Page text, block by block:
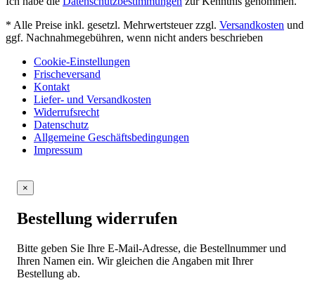
* Alle Preise inkl. gesetzl. Mehrwertsteuer zzgl. Versandkosten und
ggf. Nachnahmegebühren, wenn nicht anders beschrieben
Cookie-Einstellungen
Frischeversand
Kontakt
Liefer- und Versandkosten
Widerrufsrecht
Datenschutz
Allgemeine Geschäftsbedingungen
Impressum
×
Bestellung widerrufen
Bitte geben Sie Ihre E-Mail-Adresse, die Bestellnummer und
Ihren Namen ein. Wir gleichen die Angaben mit Ihrer
Bestellung ab.